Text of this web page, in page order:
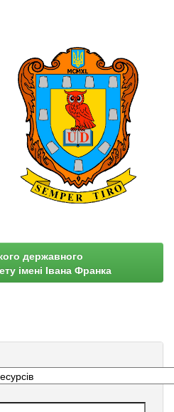
державного
імені Івана Франка